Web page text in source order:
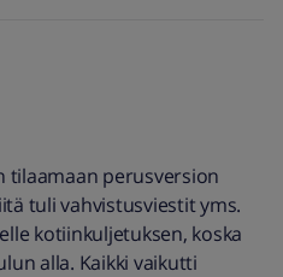
tilaamaan perusversion
tuli vahvistusviestit yms.
kotiinkuljetuksen, koska
alla. Kaikki vaikutti